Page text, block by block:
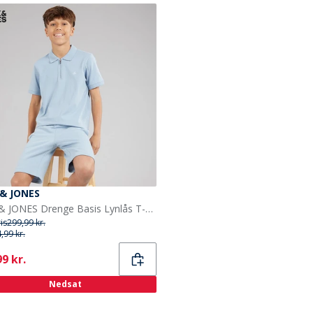
JONES
JACK & JONES Drenge Basis Lynlås T-shirt Og Shorts Sæt Ashley Blue
299,99 kr.
kr.
kr.
Nedsat